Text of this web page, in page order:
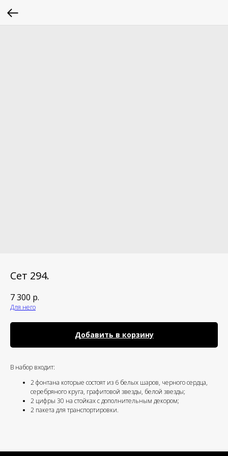
Сет 294.
7 300 р.
Для него
Добавить в корзину
В набор входит:
2 фонтана которые состоят из 6 белых шаров, черного сердца,
серебряного круга, графитовой звезды, белой звезды;
2 цифры 30 на стойках с дополнительным декором;
2 пакета для транспортировки.